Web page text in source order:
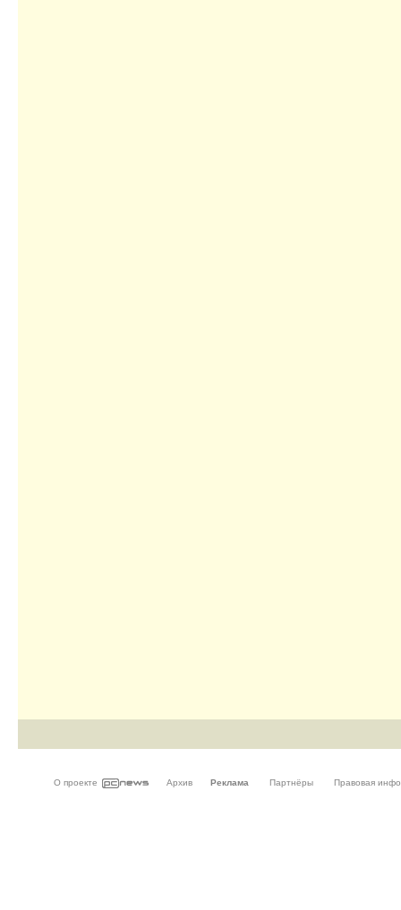
О проекте Архив Реклама Партнёры Правовая